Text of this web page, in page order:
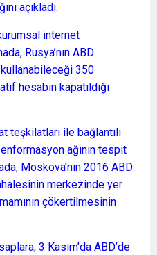
açıkladı.
internet
Rusya’nın ABD
kullanabileceği 350
hesabın kapatıldığı
teşkilatları ile bağlantılı
ağının tespit
Moskova’nın 2016 ABD
merkezinde yer
çökertilmesinin
3 Kasım’da ABD’de